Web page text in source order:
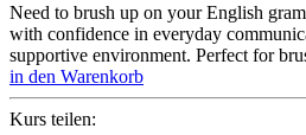
Need to brush up on your English
with confidence in everyday
supportive environment. Perfect for
in den Warenkorb
Kurs teilen: